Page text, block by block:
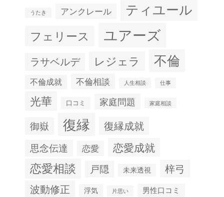
うたき アンクレール ティユール
フェリース ユアーズ
ラサベルデ レジェラ 不倫
不倫成就 不倫相談 人生相談 仕事
光華 口コミ 家庭問題 家庭相談
御嶽 復縁 復縁成就
思念伝達 恋愛 恋愛成就
恋愛相談 戸隠 未来透視 梓弓
波動修正 浮気 片思い 男性口コミ